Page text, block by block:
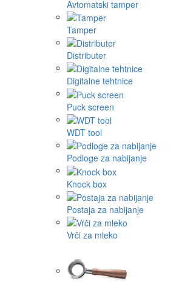
Avtomatski tamper
Tamper
Distributer
Digitalne tehtnice
Puck screen
WDT tool
Podloge za nabijanje
Knock box
Postaja za nabijanje
Vrči za mleko